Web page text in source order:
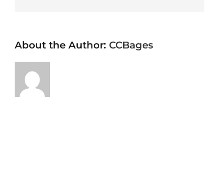
About the Author: CCBages